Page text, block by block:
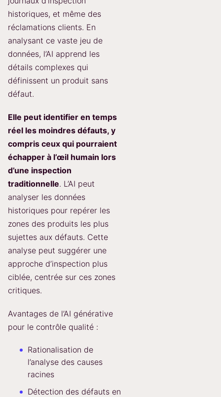
historiques, et même des
réclamations clients. En
analysant ce vaste jeu de
données, l’AI apprend les
détails complexes qui
définissent un produit sans
défaut.
Elle peut identifier en temps
réel les moindres défauts, y
compris ceux qui pourraient
échapper à l’œil humain lors
d’une inspection
traditionnelle. L’AI peut
analyser les données
historiques pour repérer les
zones des produits les plus
sujettes aux défauts. Cette
analyse peut suggérer une
approche d’inspection plus
ciblée, centrée sur ces zones
critiques.
Avantages de l’AI générative
pour le contrôle qualité :
Rationalisation de
l’analyse des causes
racines
Détection des défauts en